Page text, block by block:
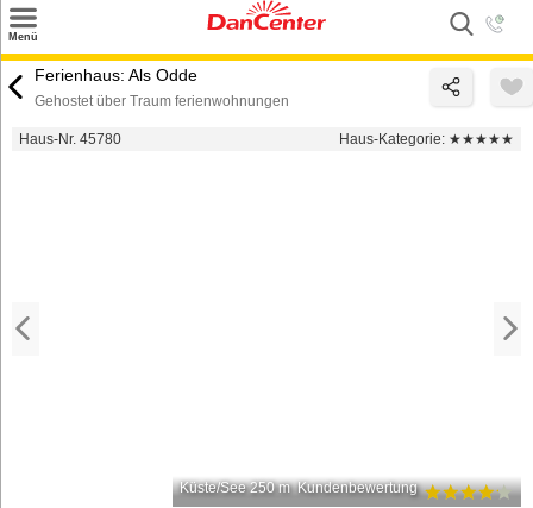
Menü
Suchen
Ferienhaus: Als Odde
Gehostet über Traum ferienwohnungen
Haus-Nr. 45780 Haus-Kategorie: ★★★★★
Küste/See 250 m Kundenbewertung